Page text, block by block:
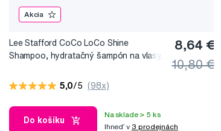
Akcia
Lee Stafford CoCo LoCo Shine
Shampoo, hydratačný šampón na vlasy,
8,64 €
10,80 €
5,0/5 (98x)
Do košíku
Na sklade > 5 ks
Ihneď v 3 prodejnách